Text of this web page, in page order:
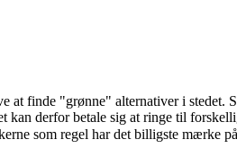
finde "grønne" alternativer i
derfor betale sig at ringe til
som regel har det billigste mærke